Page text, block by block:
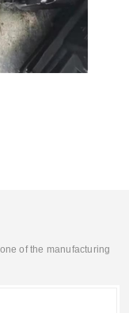
of the manufacturing